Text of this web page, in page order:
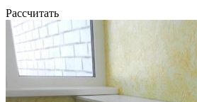
Рассчитать